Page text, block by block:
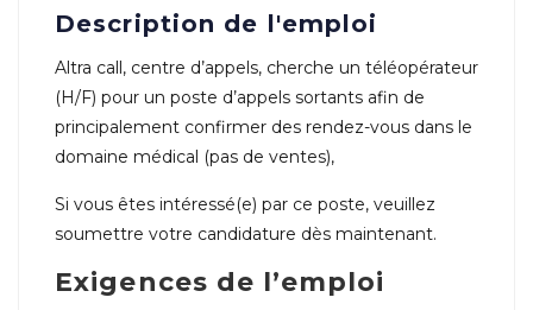
Description de l'emploi
Altra call, centre d’appels, cherche un téléopérateur
(H/F) pour un poste d’appels sortants afin de
principalement confirmer des rendez-vous dans le
domaine médical (pas de ventes),
Si vous êtes intéressé(e) par ce poste, veuillez
soumettre votre candidature dès maintenant.
Exigences de l’emploi